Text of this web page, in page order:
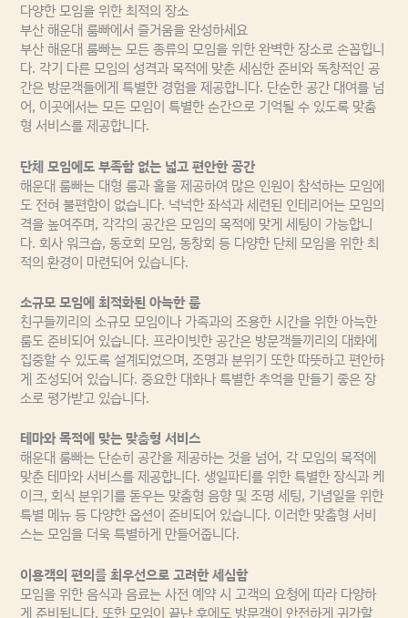
다양한 모임을 위한 최적의 장소
부산 해운대 룸빠에서 즐거움을 완성하세요
부산 해운대 룸빠는 모든 종류의 모임을 위한 완벽한 장소로 손꼽힙니
다. 각기 다른 모임의 성격과 목적에 맞춘 세심한 준비와 독창적인 공
간은 방문객들에게 특별한 경험을 제공합니다. 단순한 공간 대여를 넘
어, 이곳에서는 모든 모임이 특별한 순간으로 기억될 수 있도록 맞춤
형 서비스를 제공합니다.
단체 모임에도 부족함 없는 넓고 편안한 공간
해운대 룸빠는 대형 룸과 홀을 제공하여 많은 인원이 참석하는 모임에
도 전혀 불편함이 없습니다. 넉넉한 좌석과 세련된 인테리어는 모임의
격을 높여주며, 각각의 공간은 모임의 목적에 맞게 세팅이 가능합니
다. 회사 워크숍, 동호회 모임, 동창회 등 다양한 단체 모임을 위한 최
적의 환경이 마련되어 있습니다.
소규모 모임에 최적화된 아늑한 룸
친구들끼리의 소규모 모임이나 가족과의 조용한 시간을 위한 아늑한
룸도 준비되어 있습니다. 프라이빗한 공간은 방문객들끼리의 대화에
집중할 수 있도록 설계되었으며, 조명과 분위기 또한 따뜻하고 편안하
게 조성되어 있습니다. 중요한 대화나 특별한 추억을 만들기 좋은 장
소로 평가받고 있습니다.
테마와 목적에 맞는 맞춤형 서비스
해운대 룸빠는 단순히 공간을 제공하는 것을 넘어, 각 모임의 목적에
맞춘 테마와 서비스를 제공합니다. 생일파티를 위한 특별한 장식과 케
이크, 회식 분위기를 돋우는 맞춤형 음향 및 조명 세팅, 기념일을 위한
특별 메뉴 등 다양한 옵션이 준비되어 있습니다. 이러한 맞춤형 서비
스는 모임을 더욱 특별하게 만들어줍니다.
이용객의 편의를 최우선으로 고려한 세심함
모임을 위한 음식과 음료는 사전 예약 시 고객의 요청에 따라 다양하
게 준비됩니다. 또한 모임이 끝난 후에도 방문객이 안전하게 귀가할